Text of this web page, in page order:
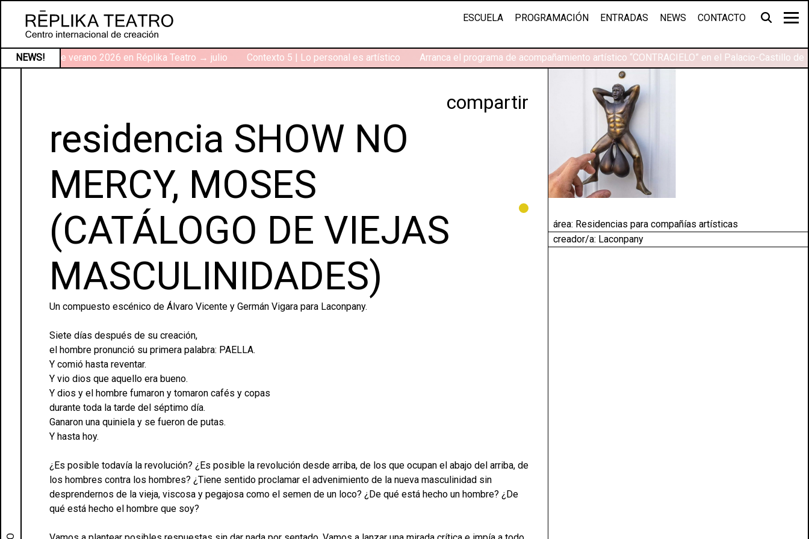
ESCUELA PROGRAMACIÓN ENTRADAS NEWS CONTACTO
NEWS!
Talleres de verano 2026 en Réplika Teatro → julio Contexto 5 | Lo personal es artístico Arranca el programa de acompañamiento artístico “CONTRACIELO” en el Palacio-Castillo de
compartir
residencia SHOW NO
MERCY, MOSES
(CATÁLOGO DE VIEJAS
MASCULINIDADES)
Un compuesto escénico de Álvaro Vicente y Germán Vigara para Laconpany.
Siete días después de su creación,
el hombre pronunció su primera palabra: PAELLA.
Y comió hasta reventar.
Y vio dios que aquello era bueno.
Y dios y el hombre fumaron y tomaron cafés y copas
durante toda la tarde del séptimo día.
Ganaron una quiniela y se fueron de putas.
Y hasta hoy.
¿Es posible todavía la revolución? ¿Es posible la revolución desde arriba, de los que ocupan el abajo del arriba, de
los hombres contra los hombres? ¿Tiene sentido proclamar el advenimiento de la nueva masculinidad sin
desprendernos de la vieja, viscosa y pegajosa como el semen de un loco? ¿De qué está hecho un hombre? ¿De
qué está hecho el hombre que soy?
área: Residencias para compañías artísticas
creador/a: Laconpany